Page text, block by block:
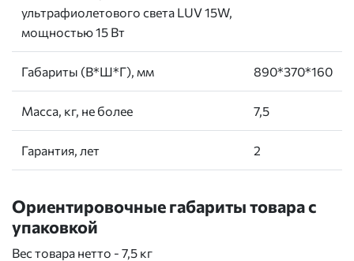
ультрафиолетового света LUV 15W,
мощностью 15 Вт
Габариты (В*Ш*Г), мм 890*370*160
Масса, кг, не более 7,5
Гарантия, лет 2
Ориентировочные габариты товара с
упаковкой
Вес товара нетто - 7,5 кг